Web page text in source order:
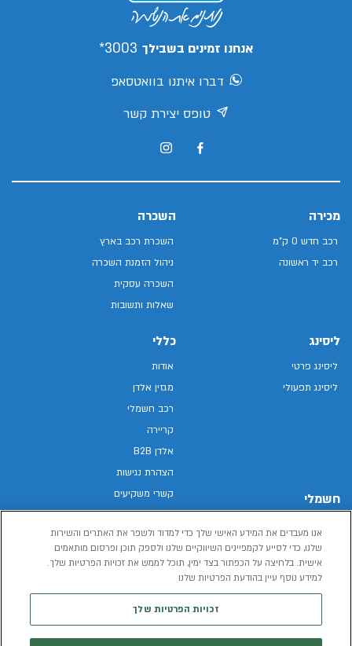
אנחנו זמינים בשבילך 3003*
דברו איתנו בוואטסאפ
טופס יצירת קשר
מכירה
רכב חדש 0 ק"מ
רכב יד ראשונה
השכרה
השכרת רכב בארץ
ניהול הזמנת השכרה
השכרה עסקית
שאלות ותשובות
ליסינג
ליסינג פרטי
ליסינג תפעולי
חשמלי
רכב חשמלי
הכל על רכב חשמלי
כללי
אודות
מגזין אלדן
רכב חשמלי
קריירה
אלדן B2B
הצהרת נגישות
קשרי משקיעים
מפת האתר
מדיניות פרטיות
תנאי שימוש
אנו מעבדים את המידע האישי שלך כדי למדוד ולשפר את האתרים והשירות
שלנו, כדי לסייע לקמפיינים השיווקיים שלנו ולספק תוכן ופרסום מותאמים
אישית. בלחיצה על הכפתור בצד ימין, תוכל לממש את זכויות הפרטיות שלך.
למידע נוסף עיין בהודעת הפרטיות שלנו
זכויות הפרטיות שלך